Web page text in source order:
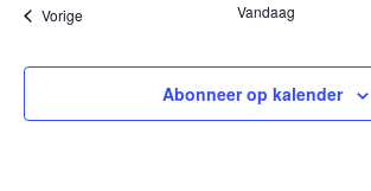
datum.
VorigeEvenementen Vandaag
Abonneer op kalender